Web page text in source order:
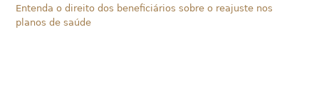
Entenda o direito dos beneficiários sobre o reajuste nos
planos de saúde